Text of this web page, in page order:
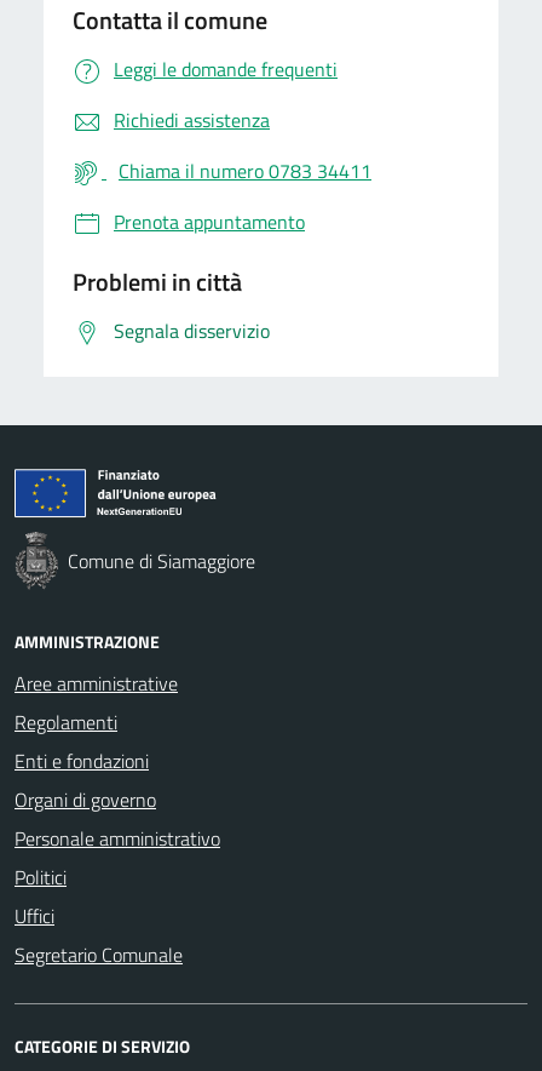
Contatta il comune
Leggi le domande frequenti
Richiedi assistenza
Chiama il numero 0783 34411
Prenota appuntamento
Problemi in città
Segnala disservizio
Comune di Siamaggiore
AMMINISTRAZIONE
Aree amministrative
Regolamenti
Enti e fondazioni
Organi di governo
Personale amministrativo
Politici
Uffici
Segretario Comunale
CATEGORIE DI SERVIZIO